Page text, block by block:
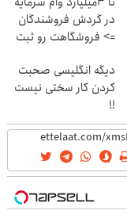
در گردش فروشندگان
=> فروشگاهت رو ثبت
دیگه انگلیسی صحبت
کردن کار سختی نیست
!!